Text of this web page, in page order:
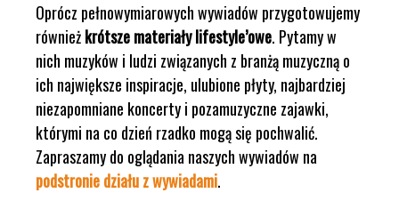
Oprócz pełnowymiarowych wywiadów przygotowujemy
równieżkrótsze materiały lifestyle’owe. Pytamy w
nich muzyków i ludzi związanych z branżą muzyczną o
ich największe inspiracje, ulubione płyty, najbardziej
niezapomniane koncerty i pozamuzyczne zajawki,
którymi na co dzień rzadko mogą się pochwalić.
Zapraszamy do oglądania naszych wywiadów na
podstronie działu z wywiadami.